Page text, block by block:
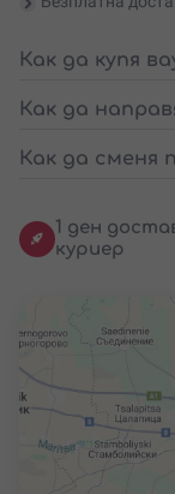
Как да купя
Как да
Как да сменя
1 ден
куриер